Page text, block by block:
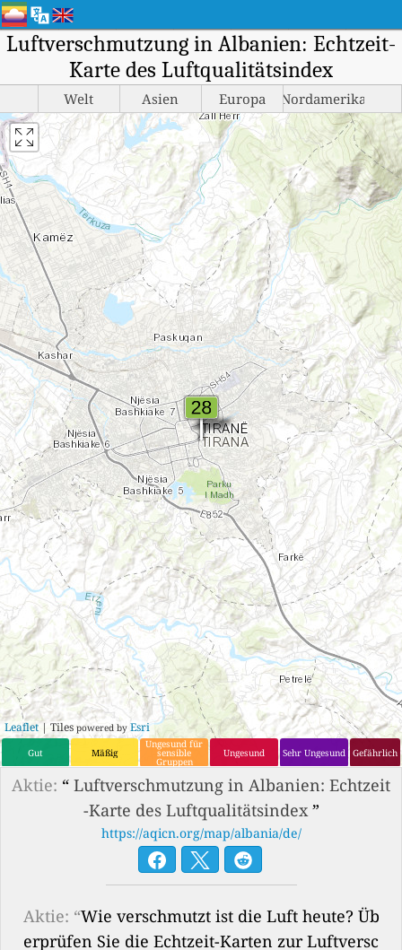
Luftverschmutzung in Albanien: Echtzeit-
Karte des Luftqualitätsindex
Welt Asien Europa Nordamerika
Leaflet| Tiles powered by Esri
Gut Mäßig
Ungesund für
sensible
Gruppen
Ungesund Sehr Ungesund Gefährlich
Aktie: “ Luftverschmutzung in Albanien: Echtzeit
-Karte des Luftqualitätsindex”
https://aqicn.org/map/albania/de/
Aktie: “Wie verschmutzt ist die Luft heute? Üb
erprüfen Sie die Echtzeit-Karten zur Luftversc